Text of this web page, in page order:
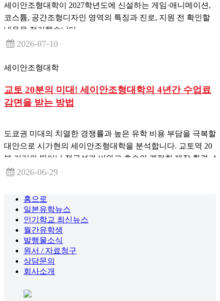
세이안조형대학이 2027학년도에 신설하는 게임·애니메이션,
코스튬, 공간조형디자인 영역의 특징과 진로, 지원 전 확인할
내용을 정리했습니다.
2026-07-10
세이안조형대학
교토 20분의 미대! 세이안조형대학의 4년간 수업료
감면을 받는 방법
도쿄권 미대의 치열한 경쟁률과 높은 유학 비용 부담을 극복할
대안으로 시가현의 세이안조형대학을 분석합니다. 교토역 20
분 거리의 뛰어난 접근성과 비와코 호수의 쾌적한 제작 환경, 4
년간 최대 약 360만 엔의 학비를 감면받는 외국인 특대생 장학
는 독자적인 제2지망 슬라이…
2026-06-29
홈으로
일본유학뉴스
인기학교 최신뉴스
월간유학생
발행물소식
원서 / 자료청구
상담문의
회사소개